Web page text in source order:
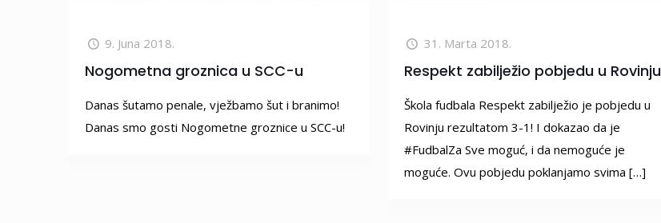
9. Juna 2018.
Nogometna groznica u SCC-u
Danas šutamo penale, vježbamo šut i branimo!
Danas smo gosti Nogometne groznice u SCC-u!
31. Marta 2018.
Respekt zabilježio pobjedu u Rovinju
Škola fudbala Respekt zabilježio je pobjedu u
Rovinju rezultatom 3-1! I dokazao da je
#FudbalZa Sve moguć, i da nemoguće je
moguće. Ovu pobjedu poklanjamo svima […]